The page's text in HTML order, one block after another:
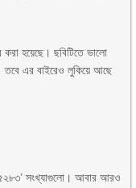
করা হয়েছে। ছবিটিতে ভালো
এর বাইরেও লুকিয়ে আছে
সংখ্যাগুলো। আবার আরও